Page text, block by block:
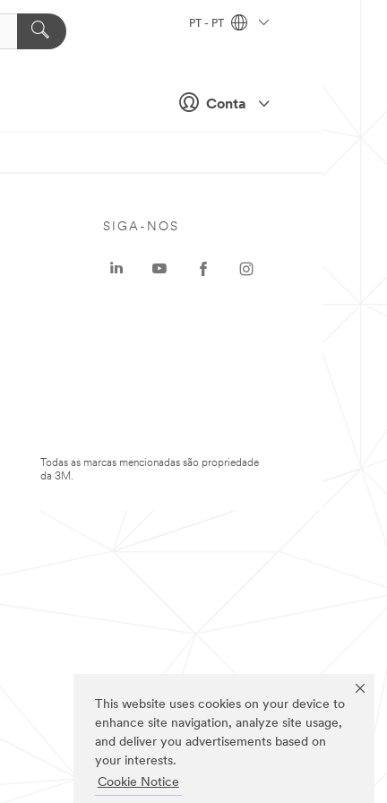
This website uses cookies on your device to
enhance site navigation, analyze site usage,
and deliver you advertisements based on
your interests.
Cookie Notice
Conta
PT - PT
SIGA-NOS
Todas as marcas mencionadas são propriedade
da 3M.